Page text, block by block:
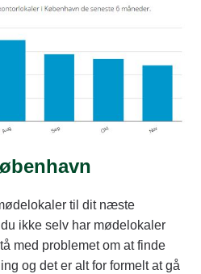
til dit næste
ikke selv har mødelokaler
med problemet om at finde
og det er alt for formelt at gå